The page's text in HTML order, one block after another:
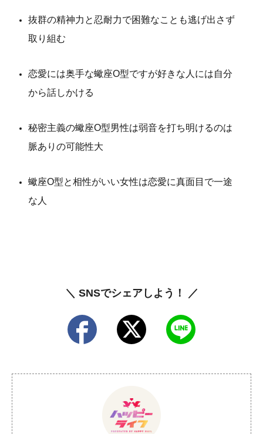
抜群の精神力と忍耐力で困難なことも逃げ出さず
取り組む
恋愛には奥手な蠍座O型ですが好きな人には自分
から話しかける
秘密主義の蠍座O型男性は弱音を打ち明けるのは
脈ありの可能性大
蠍座O型と相性がいい女性は恋愛に真面目で一途
な人
＼ SNSでシェアしよう！ ／